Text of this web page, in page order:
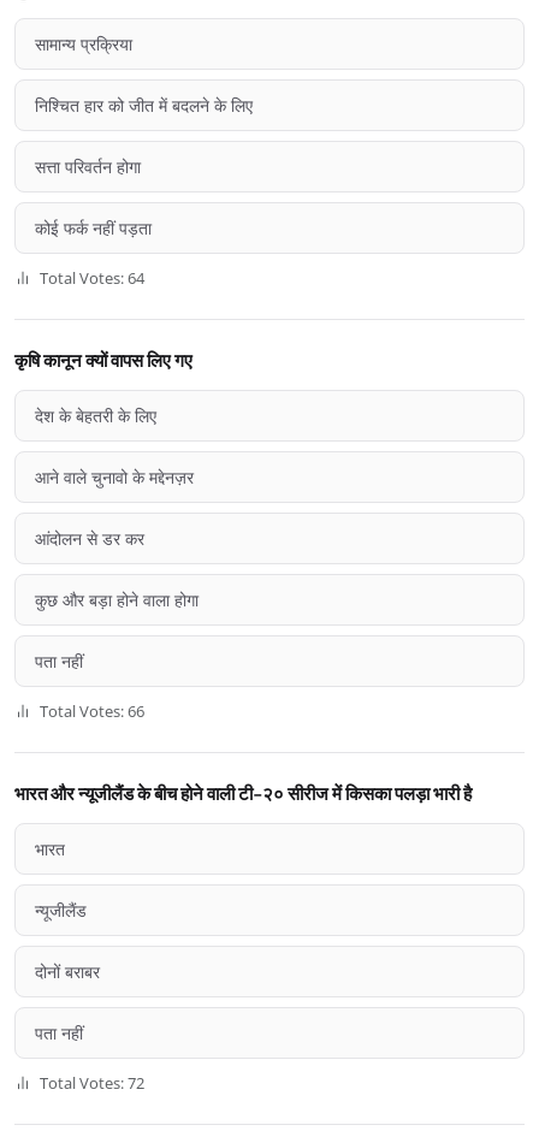
सामान्य प्रक्रिया
निश्चित हार को जीत में बदलने के लिए
सत्ता परिवर्तन होगा
कोई फर्क नहीं पड़ता
Total Votes: 64
कृषि कानून क्यों वापस लिए गए
देश के बेहतरी के लिए
आने वाले चुनावो के मद्देनज़र
आंदोलन से डर कर
कुछ और बड़ा होने वाला होगा
पता नहीं
Total Votes: 66
भारत और न्यूजीलैंड के बीच होने वाली टी-२० सीरीज में किसका पलड़ा भारी है
भारत
न्यूजीलैंड
दोनों बराबर
पता नहीं
Total Votes: 72